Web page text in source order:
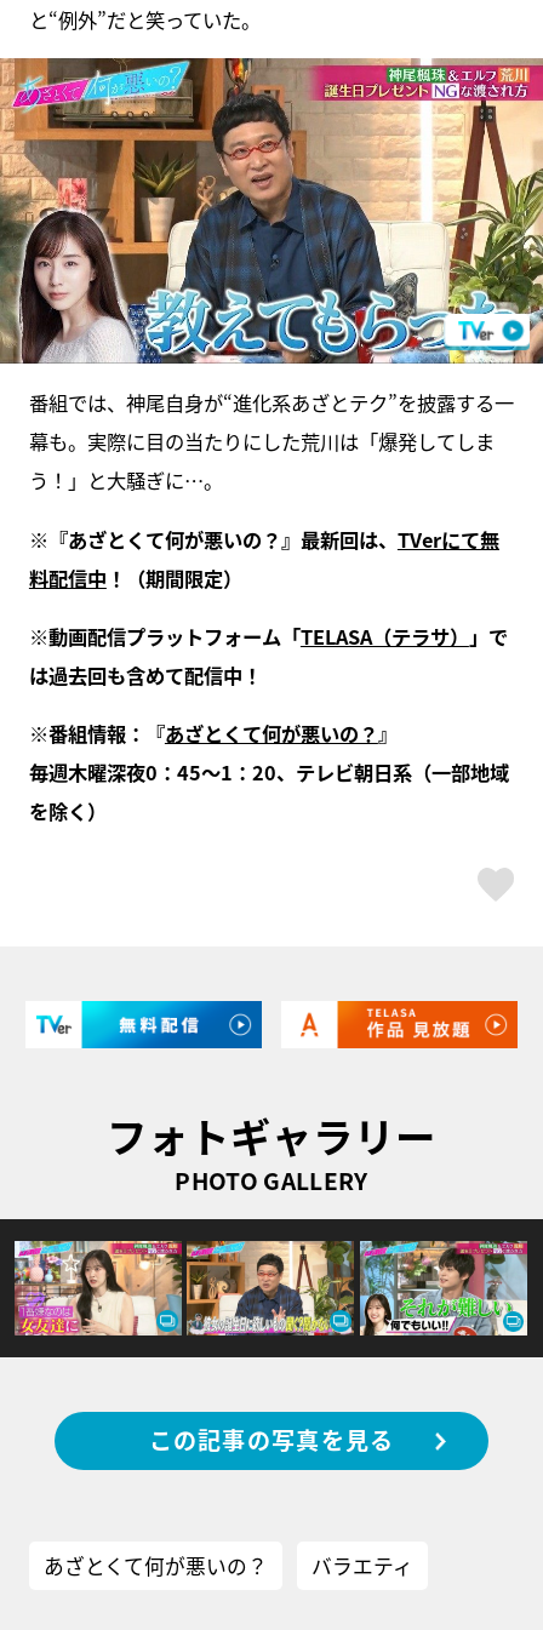
と“例外”だと笑っていた。
番組では、神尾自身が“進化系あざとテク”を披露する一
幕も。実際に目の当たりにした荒川は「爆発してしま
う！」と大騒ぎに…。
※『あざとくて何が悪いの？』最新回は、 TVerにて無
料配信中 ！（期間限定）
※動画配信プラットフォーム「TELASA（テラサ） 」で
は過去回も含めて配信中！
※番組情報：『あざとくて何が悪いの？』
毎週木曜深夜0：45～1：20、テレビ朝日系（一部地域
を除く）
フォトギャラリー
PHOTO GALLERY
この記事の写真を見る
あざとくて何が悪いの？ バラエティ